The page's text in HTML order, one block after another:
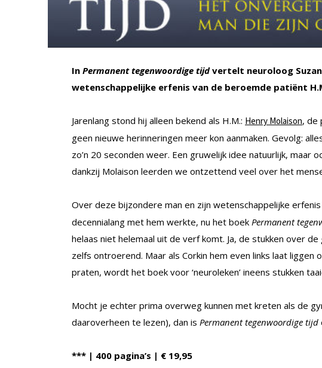
In Permanent tegenwoordige tijdvertelt neuroloog
wetenschappelijke erfenis van de beroemde patiënt
Jarenlang stond hij alleen bekend als H.M.: Henry Molaison, de
geen nieuwe herinneringen meer kon aanmaken. Gevolg:
zo’n 20 seconden weer. Een gruwelijk idee natuurlijk, maar
dankzij Molaison leerden we ontzettend veel over het
Over deze bijzondere man en zijn wetenschappelijke
decennialang met hem werkte, nu het boek Permanent
helaas niet helemaal uit de verf komt. Ja, de stukken over
zelfs ontroerend. Maar als Corkin hem even links laat
praten, wordt het boek voor ‘neuroleken’ ineens stukken
Mocht je echter prima overweg kunnen met kreten als de
daaroverheen te lezen), dan is Permanent tegenwoordige tijd
*** | 400 pagina’s | € 19,95